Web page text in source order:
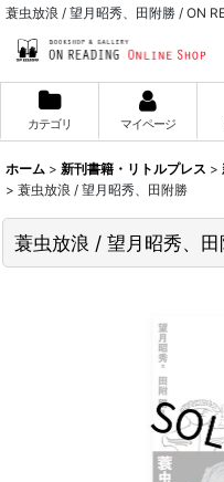
蓑虫放浪 / 望月昭秀、田附勝 / ON
カテゴリ マイページ
ホーム > 新刊書籍・リトルプレス >
> 蓑虫放浪 / 望月昭秀、田附勝
蓑虫放浪 / 望月昭秀、田